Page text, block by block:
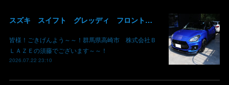
スズキ スイフト グレッディ フロントリップスポイラー リアウイング 塗装 カーボン クリア 持込み部品 取り付け 群馬 高崎
皆様！ごきげんよう～～！群馬県高崎市 株式会社Ｂ
ＬＡＺＥの須藤でございます～～！
2026.07.22 23:10